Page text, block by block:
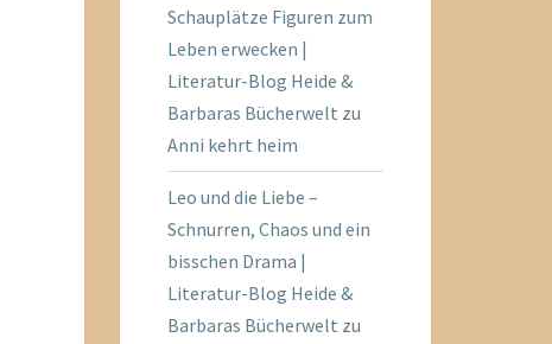
Schauplätze Figuren zum
Leben erwecken |
Literatur-Blog Heide &
Barbaras Bücherwelt zu
Anni kehrt heim
Leo und die Liebe –
Schnurren, Chaos und ein
bisschen Drama |
Literatur-Blog Heide &
Barbaras Bücherwelt zu